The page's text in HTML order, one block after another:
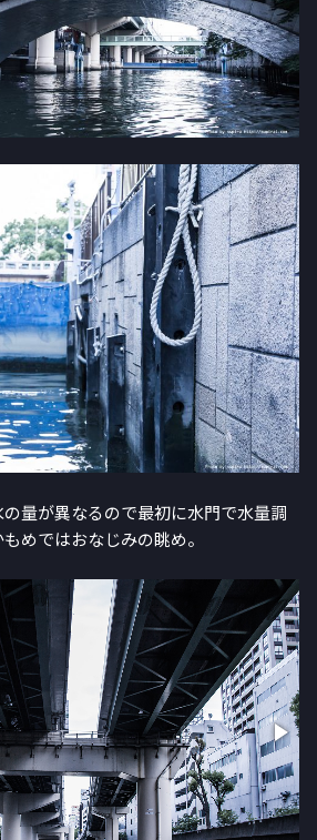
量が異なるので最初に水門で水量調
めではおなじみの眺め。